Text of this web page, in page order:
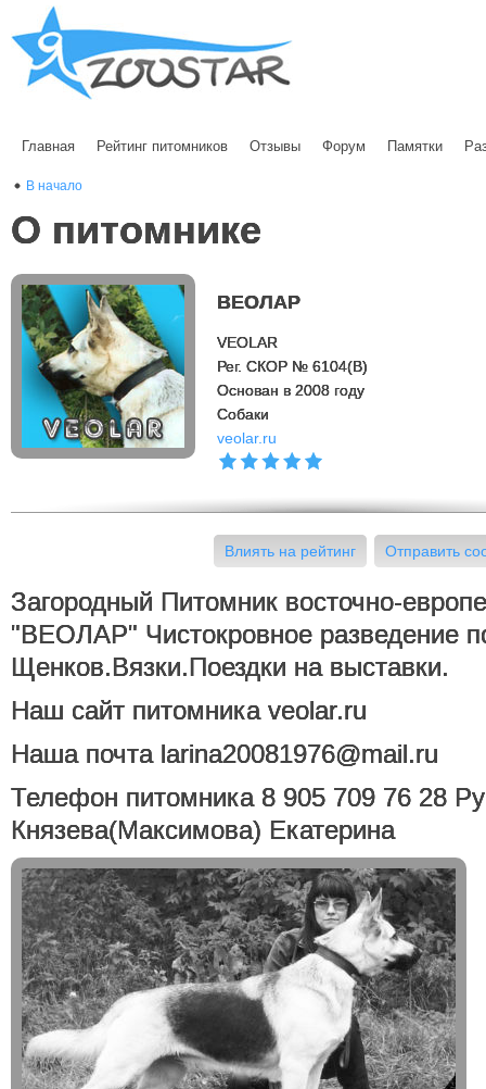
Главная Рейтинг питомников Отзывы Форум Памятки
В начало
О питомнике
ВЕОЛАР
VEOLAR
Рег. СКОР № 6104(B)
Основан в 2008 году
Cобаки
veolar.ru
Влиять на рейтинг Отправить
Загородный Питомник восточно-
"ВЕОЛАР" Чистокровное разведение
Щенков.Вязки.Поездки на выставки.
Наш сайт питомника veolar.ru
Наша почта larina20081976@mail.ru
Телефон питомника 8 905 709 76 28
Князева(Максимова) Екатерина